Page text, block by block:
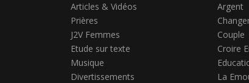
Articles & Vidéos
Prières
J2V Femmes
Etude sur texte
Musique
Divertissements
Argent
Couple
Croire
La